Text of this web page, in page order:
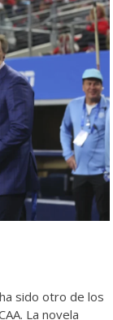
sido otro de los
La novela